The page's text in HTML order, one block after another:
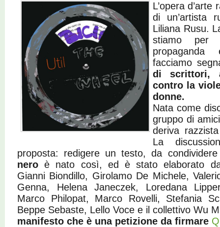
L’opera
di un’artista
Liliana Rusu.
stiamo per
facciamo
di scrittori,
contro la
donne.
Nata come
gruppo di
deriva
La
proposta: redigere un testo, da
nero è nato così, ed è stato elaborato
Gianni Biondillo, Girolamo De Michele,
Genna, Helena Janeczek, Loredana
Marco Philopat, Marco Rovelli, Stefania
Beppe Sebaste, Lello Voce e il collettivo Wu
manifesto che è una petizione da firmare